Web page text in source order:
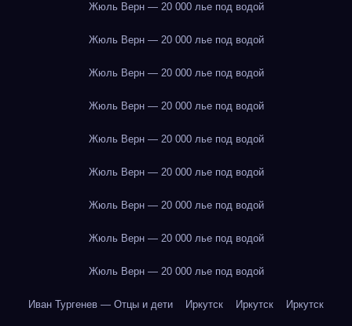
Жюль Верн — 20 000 лье под водой
Жюль Верн — 20 000 лье под водой
Жюль Верн — 20 000 лье под водой
Жюль Верн — 20 000 лье под водой
Жюль Верн — 20 000 лье под водой
Жюль Верн — 20 000 лье под водой
Жюль Верн — 20 000 лье под водой
Жюль Верн — 20 000 лье под водой
Жюль Верн — 20 000 лье под водой
Иван Тургенев — Отцы и дети Иркутск Иркутск Иркутск